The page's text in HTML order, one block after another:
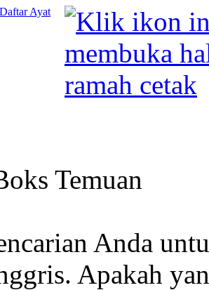
Daftar Ayat
Temuan
Anda
Apakah